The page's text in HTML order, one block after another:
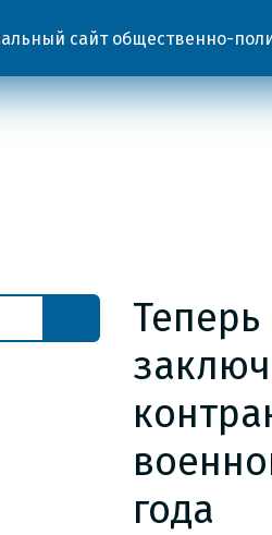
сайт общественно-
года